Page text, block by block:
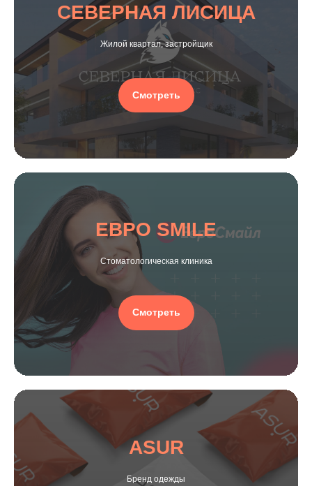
СЕВЕРНАЯ ЛИСИЦА
Жилой квартал, застройщик
Смотреть
ЕВРО SMILE
Стоматологическая клиника
Смотреть
ASUR
Бренд одежды